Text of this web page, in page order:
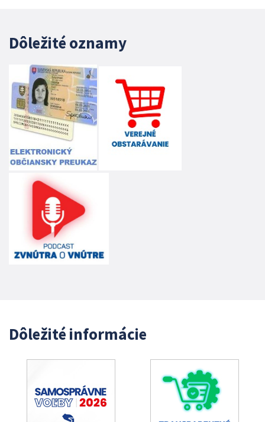
Dôležité oznamy
Dôležité informácie